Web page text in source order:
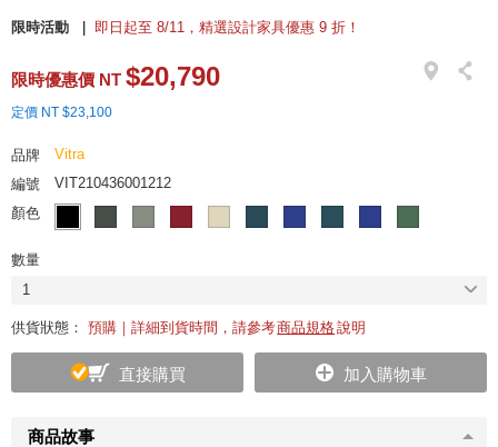
限時活動 即日起至 8/11，精選設計家具優惠 9 折！
商品故事
限時優惠價 NT $20,790
定價 NT $23,100
品牌
Vitra
編號
VIT210436001212
顏色
數量
1
供貨狀態： 預購｜詳細到貨時間，請參考商品規格說明
直接購買 加入購物車